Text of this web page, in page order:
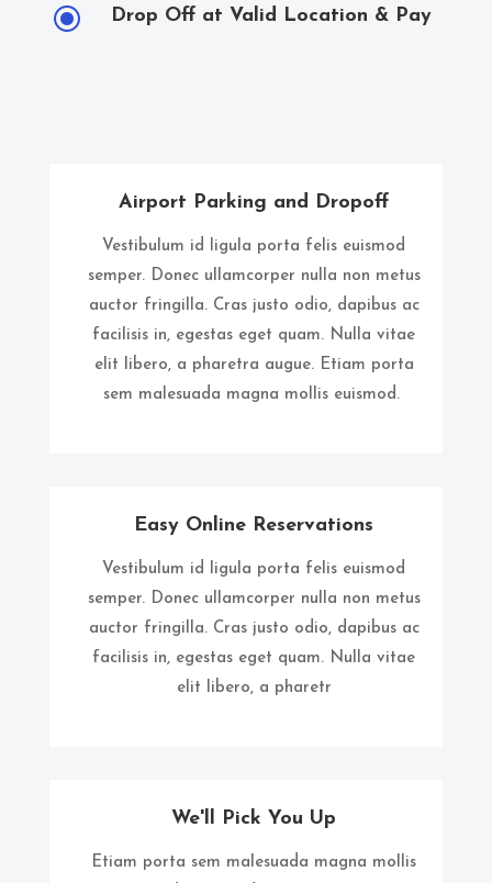
\ Drop Off at Valid Location & Pay
Airport Parking and Dropoff
Vestibulum id ligula porta felis euismod
semper. Donec ullamcorper nulla non metus
auctor fringilla. Cras justo odio, dapibus ac
facilisis in, egestas eget quam. Nulla vitae
elit libero, a pharetra augue. Etiam porta
sem malesuada magna mollis euismod.
Easy Online Reservations
Vestibulum id ligula porta felis euismod
semper. Donec ullamcorper nulla non metus
auctor fringilla. Cras justo odio, dapibus ac
facilisis in, egestas eget quam. Nulla vitae
elit libero, a pharetr
We'll Pick You Up
Etiam porta sem malesuada magna mollis